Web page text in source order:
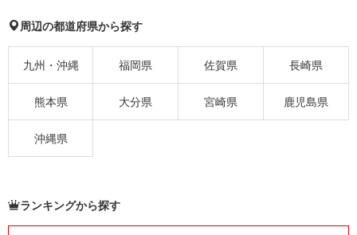
周辺の都道府県から探す
九州・沖縄 福岡県 佐賀県 長崎県
熊本県 大分県 宮崎県 鹿児島県
沖縄県
ランキングから探す